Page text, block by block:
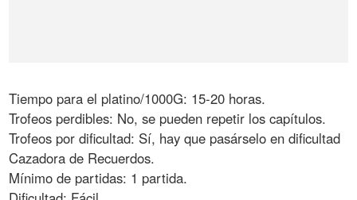
Tiempo para el platino/1000G: 15-20 horas.
Trofeos perdibles: No, se pueden repetir los capítulos.
Trofeos por dificultad: Sí, hay que pasárselo en dificultad
Cazadora de Recuerdos.
Mínimo de partidas: 1 partida.